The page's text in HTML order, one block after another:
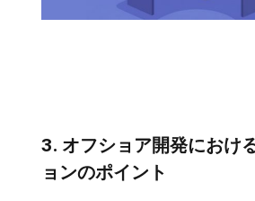
3. オフショア開発におけ
ョンのポイント